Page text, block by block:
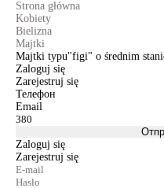
Strona główna
Kobiety
Bielizna
Majtki
Majtki typu"figi" o średnim
Zaloguj się
Zarejestruj się
Телефон
Email
Zaloguj się
Zarejestruj się